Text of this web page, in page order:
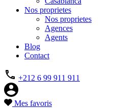
Nos proprietes
Nos proprietes
Agences
Agents
Blog
Contact
+212 6 99 911 911
Mes favoris